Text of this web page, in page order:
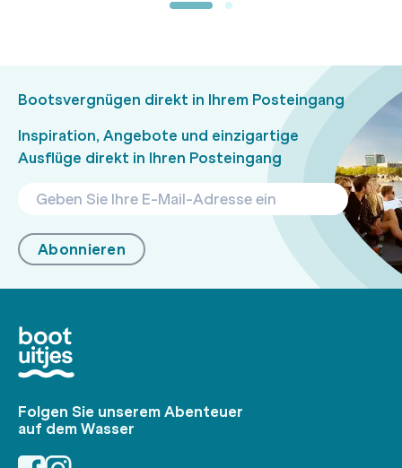
Bootsvergnügen direkt in Ihrem Posteingang
Inspiration, Angebote und einzigartige
Ausflüge direkt in Ihren Posteingang
Abonnieren
Folgen Sie unserem Abenteuer
auf dem Wasser